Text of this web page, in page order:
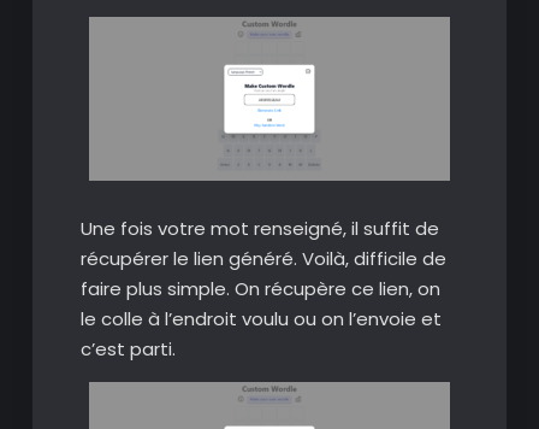
Une fois votre mot renseigné, il suffit de
récupérer le lien généré. Voilà, difficile de
faire plus simple. On récupère ce lien, on
le colle à l’endroit voulu ou on l’envoie et
c’est parti.